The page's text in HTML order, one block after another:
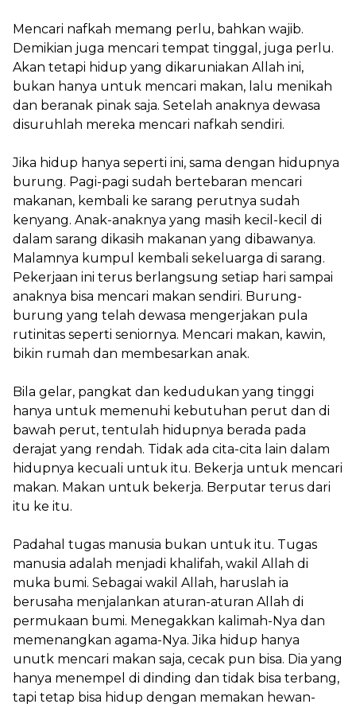
Mencari nafkah memang perlu, bahkan wajib.
Demikian juga mencari tempat tinggal, juga perlu.
Akan tetapi hidup yang dikaruniakan Allah ini,
bukan hanya untuk mencari makan, lalu menikah
dan beranak pinak saja. Setelah anaknya dewasa
disuruhlah mereka mencari nafkah sendiri.
Jika hidup hanya seperti ini, sama dengan hidupnya
burung. Pagi-pagi sudah bertebaran mencari
makanan, kembali ke sarang perutnya sudah
kenyang. Anak-anaknya yang masih kecil-kecil di
dalam sarang dikasih makanan yang dibawanya.
Malamnya kumpul kembali sekeluarga di sarang.
Pekerjaan ini terus berlangsung setiap hari sampai
anaknya bisa mencari makan sendiri. Burung-
burung yang telah dewasa mengerjakan pula
rutinitas seperti seniornya. Mencari makan, kawin,
bikin rumah dan membesarkan anak.
Bila gelar, pangkat dan kedudukan yang tinggi
hanya untuk memenuhi kebutuhan perut dan di
bawah perut, tentulah hidupnya berada pada
derajat yang rendah. Tidak ada cita-cita lain dalam
hidupnya kecuali untuk itu. Bekerja untuk mencari
makan. Makan untuk bekerja. Berputar terus dari
itu ke itu.
Padahal tugas manusia bukan untuk itu. Tugas
manusia adalah menjadi khalifah, wakil Allah di
muka bumi. Sebagai wakil Allah, haruslah ia
berusaha menjalankan aturan-aturan Allah di
permukaan bumi. Menegakkan kalimah-Nya dan
memenangkan agama-Nya. Jika hidup hanya
unutk mencari makan saja, cecak pun bisa. Dia yang
hanya menempel di dinding dan tidak bisa terbang,
tapi tetap bisa hidup dengan memakan hewan-